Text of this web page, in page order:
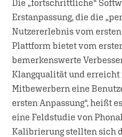
Die „fortschrittliche“
Erstanpassung, die die
Nutzererlebnis vom ersten
Plattform bietet vom
bemerkenswerte
Klangqualität und erreicht
Mitbewerbern eine
ersten Anpassung“, heißt
eine Feldstudie von
Kalibrierung stellten sich